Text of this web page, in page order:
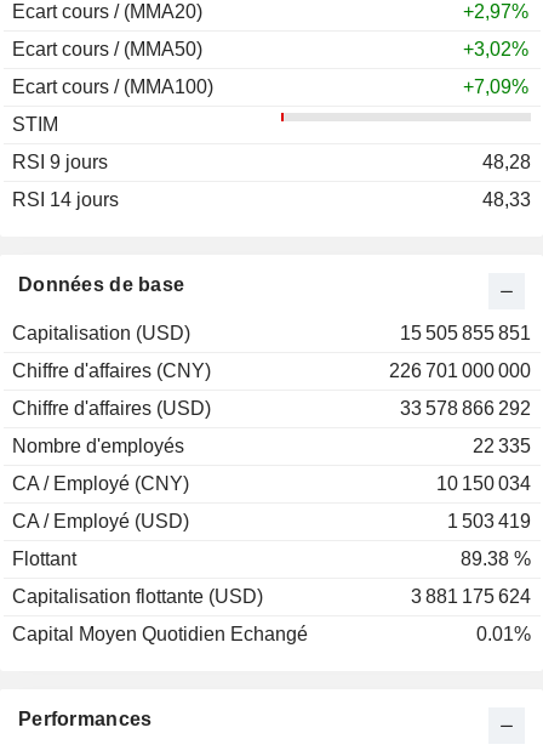
Performances
Données de base
Capitalisation (USD)
15 505 855 851
Chiffre d'affaires (CNY)
226 701 000 000
Chiffre d'affaires (USD)
33 578 866 292
Nombre d'employés
22 335
CA / Employé (CNY)
10 150 034
CA / Employé (USD)
1 503 419
Flottant
89.38 %
Capitalisation flottante (USD)
3 881 175 624
Capital Moyen Quotidien Echangé
0.01%
Ecart cours / (MMA20)
+2,97%
Ecart cours / (MMA50)
+3,02%
Ecart cours / (MMA100)
+7,09%
STIM
RSI 9 jours
48,28
RSI 14 jours
48,33